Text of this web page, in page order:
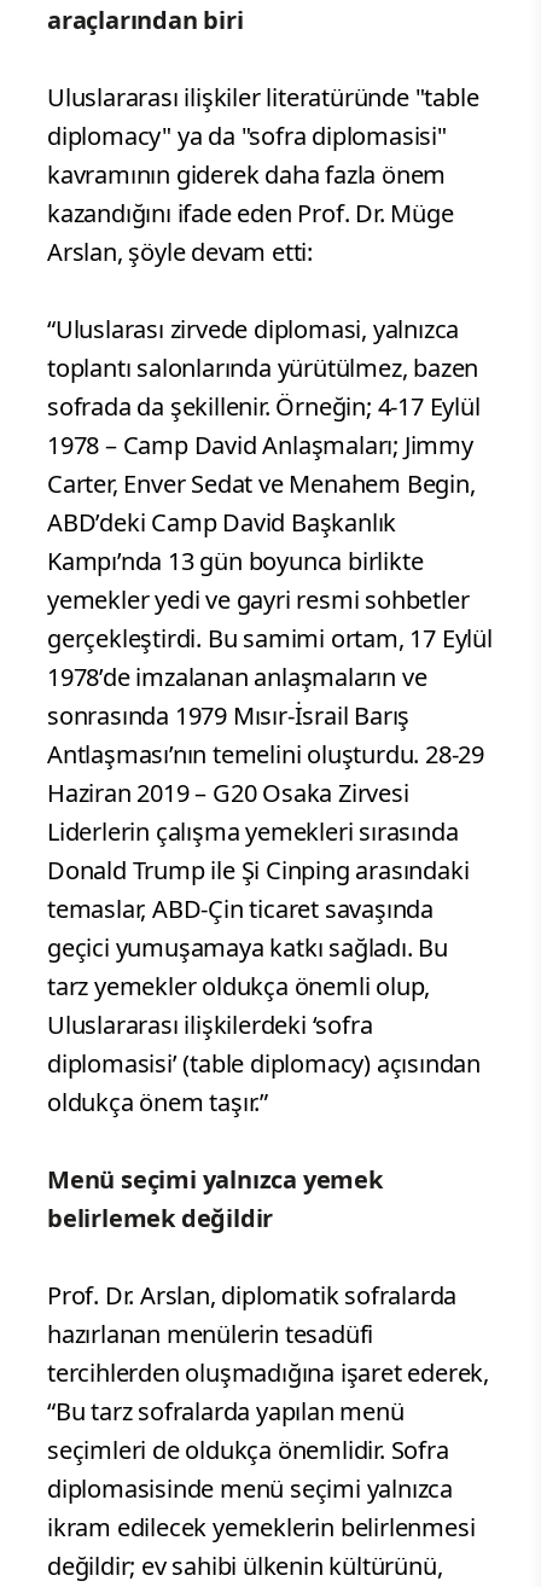
araçlarından biri
Uluslararası ilişkiler literatüründe "table
diplomacy" ya da "sofra diplomasisi"
kavramının giderek daha fazla önem
kazandığını ifade eden Prof. Dr. Müge
Arslan, şöyle devam etti:
“Uluslarası zirvede diplomasi, yalnızca
toplantı salonlarında yürütülmez, bazen
sofrada da şekillenir. Örneğin; 4-17 Eylül
1978 – Camp David Anlaşmaları; Jimmy
Carter, Enver Sedat ve Menahem Begin,
ABD’deki Camp David Başkanlık
Kampı’nda 13 gün boyunca birlikte
yemekler yedi ve gayri resmi sohbetler
gerçekleştirdi. Bu samimi ortam, 17 Eylül
1978’de imzalanan anlaşmaların ve
sonrasında 1979 Mısır-İsrail Barış
Antlaşması’nın temelini oluşturdu. 28-29
Haziran 2019 – G20 Osaka Zirvesi
Liderlerin çalışma yemekleri sırasında
Donald Trump ile Şi Cinping arasındaki
temaslar, ABD-Çin ticaret savaşında
geçici yumuşamaya katkı sağladı. Bu
tarz yemekler oldukça önemli olup,
Uluslararası ilişkilerdeki ‘sofra
diplomasisi’ (table diplomacy) açısından
oldukça önem taşır.”
Menü seçimi yalnızca yemek
belirlemek değildir
Prof. Dr. Arslan, diplomatik sofralarda
hazırlanan menülerin tesadüfi
tercihlerden oluşmadığına işaret ederek,
“Bu tarz sofralarda yapılan menü
seçimleri de oldukça önemlidir. Sofra
diplomasisinde menü seçimi yalnızca
ikram edilecek yemeklerin belirlenmesi
değildir; ev sahibi ülkenin kültürünü,